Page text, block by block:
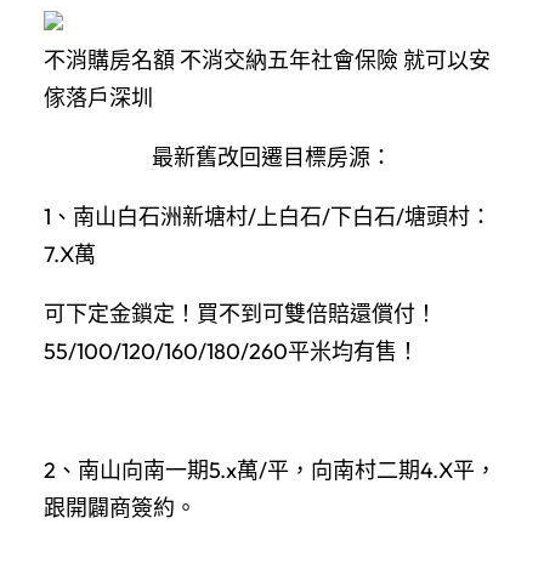
不消購房名額 不消交納五年社會保險 就可以安
傢落戶深圳
最新舊改回遷目標房源：
1、南山白石洲新塘村/上白石/下白石/塘頭村：
7.X萬
可下定金鎖定！買不到可雙倍賠還償付！
55/100/120/160/180/260平米均有售！
2、南山向南一期5.x萬/平，向南村二期4.X平，
跟開闢商簽約。